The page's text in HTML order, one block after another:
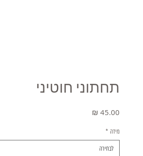
תחתוני חוטיני
מידה *
לבחירה